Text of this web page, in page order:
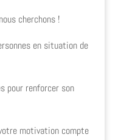
cherchons !
en situation de
pour renforcer son
motivation compte